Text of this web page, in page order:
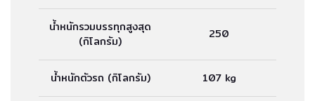
น้ำหนักรวมบรรทุกสูงสุด
(กิโลกรัม)
250
น้ำหนักตัวรถ (กิโลกรัม) 107 kg